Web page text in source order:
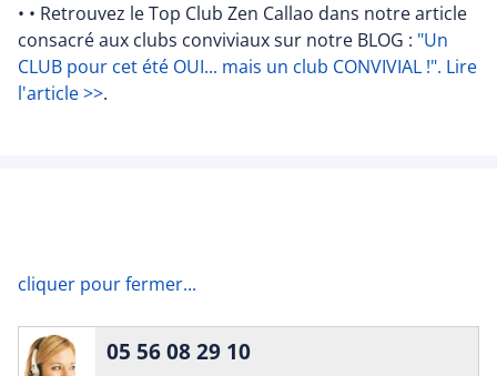
• • Retrouvez le Top Club Zen Callao dans notre article
consacré aux clubs conviviaux sur notre BLOG : "Un
CLUB pour cet été OUI... mais un club CONVIVIAL !". Lire
l'article >>.
cliquer pour fermer...
05 56 08 29 10